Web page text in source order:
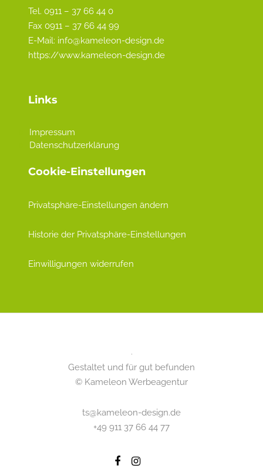
Tel. 0911 – 37 66 44 0
Fax 0911 – 37 66 44 99
E-Mail: info@kameleon-design.de
https://www.kameleon-design.de
Links
Impressum
Datenschutzerklärung
Cookie-Einstellungen
Privatsphäre-Einstellungen ändern
Historie der Privatsphäre-Einstellungen
Einwilligungen widerrufen
Gestaltet und für gut befunden
© Kameleon Werbeagentur
ts@kameleon-design.de
+49 911 37 66 44 77